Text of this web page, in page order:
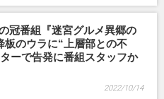
冠番組『迷宮グルメ異郷の
板のウラに“上層部との不
ーで告発に番組スタッフか
2022/10/14